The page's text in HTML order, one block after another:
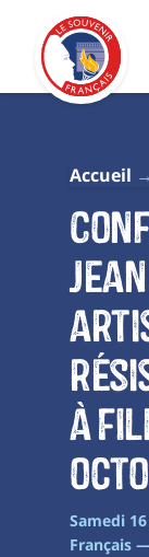
Accueil
à
Samedi
Français